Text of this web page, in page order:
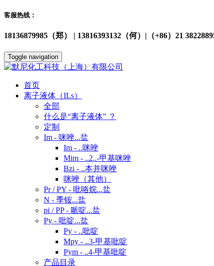
客服热线：
18136879985（郑） | 13816393132（何）|（+86）21
Toggle navigation
首页
离子液体（ILs）
全部
什么是“离子液体” ？
定制
Im - 咪唑...盐
Im - ..咪唑
Mim - ..2..-甲基咪唑
Bzi - ..本并咪唑
咪唑（其他）
Pr / PY - 吡咯烷...盐
N - 季铵...盐
pi / PP - 哌啶...盐
Py - 吡啶...盐
Py - ..吡啶
Mpy - ..3-甲基吡啶
Pym - ..4-甲基吡啶
产品目录